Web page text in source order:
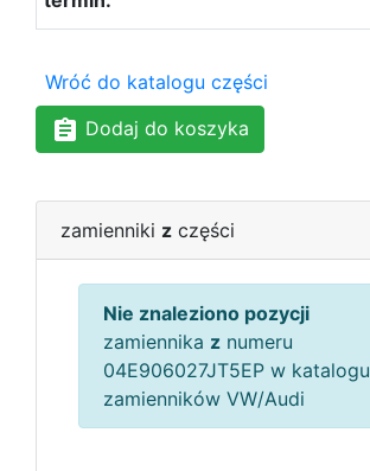
Wróć do katalogu części
Dodaj do koszyka
zamienniki z części
Nie znaleziono pozycji
zamiennika z numeru
04E906027JT5EP w katalogu
zamienników VW/Audi